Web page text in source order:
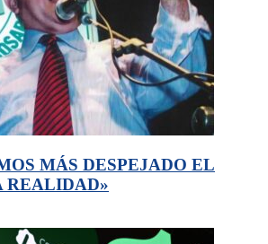
MÁS DESPEJADO EL
REALIDAD»